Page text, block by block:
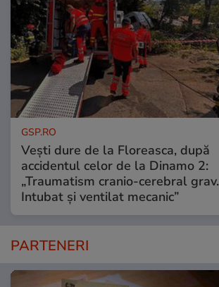
GSP.RO
Vești dure de la Floreasca, după
accidentul celor de la Dinamo 2:
„Traumatism cranio-cerebral grav.
Intubat și ventilat mecanic”
PARTENERI